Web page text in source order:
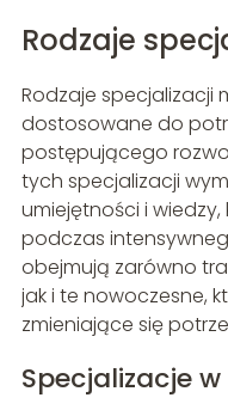
Rodzaje
Rodzaje specjalizacji
dostosowane do
postępującego
tych specjalizacji
umiejętności i
podczas
obejmują zarówno
jak i te nowoczesne,
zmieniające się
Specjalizacje